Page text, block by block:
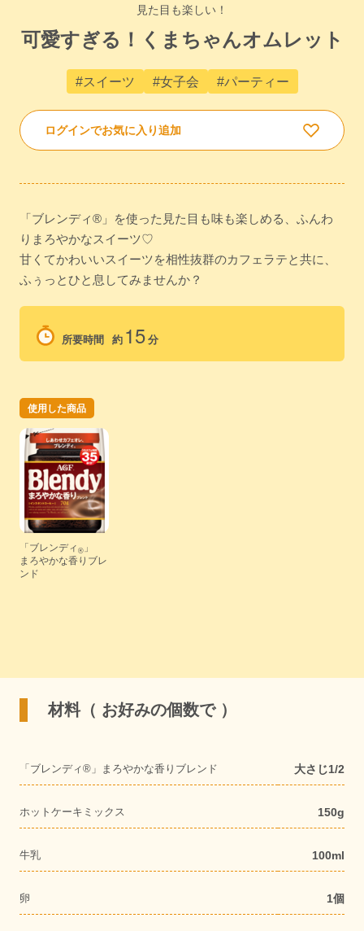
見た目も楽しい！
可愛すぎる！くまちゃんオムレット
#スイーツ #女子会 #パーティー
ログインでお気に入り追加
「ブレンディ®」を使った見た目も味も楽しめる、ふんわ
りまろやかなスイーツ♡
甘くてかわいいスイーツを相性抜群のカフェラテと共に、
ふぅっとひと息してみませんか？
所要時間 約 15 分
使用した商品
「ブレンディ ® 」
まろやかな香りブレ
ンド
材料（ お好みの個数で ）
「ブレンディ®」まろやかな香りブレンド 大さじ1/2
ホットケーキミックス 150g
牛乳 100ml
卵 1個